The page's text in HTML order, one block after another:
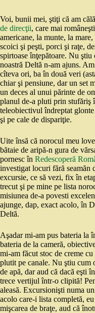
Voi, bunii mei, ştiţi că am
de direcţii, care mai
americane, la munte, la
scoici şi peşti, porci şi raţe,
spirtoase înţepătoare. Nu ştiu
noastră Deltă n-am ajuns.
cîteva ori, ba în două veri
chiar şi pensiune, dar un set
un deces al unui părinte de
planul de-a pluti prin stufăriş
teleobiectivul îndreptat
şi pe cale de dispariţie.
Uite însă că norocul meu
bătaie de aripă-n gura de
pornesc în Redescoperă
investigat locuri fără seamăn
excursie, ce să vezi, fix în
trecut şi pe mine pe lista
misiunea de-a povesti
ajunge, dap, exact acolo, în
Deltă.
Aşadar mi-am pus bateria la
bateria de la cameră,
mi-am făcut stoc de creme
plutit pe canale. Nu ştiu cum
de apă, dar aud că dacă eşti
trece vertijul într-o clipită!
aleasă. Excursionişti numa
acolo care-i lista completă,
mişcarea de braţe, aud că